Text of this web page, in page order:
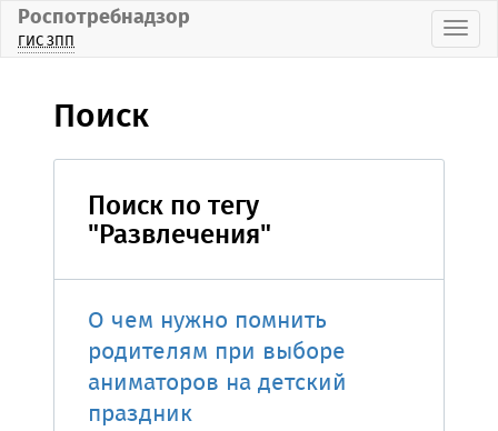
Роспотребнадзор
ГИС ЗПП
Поиск
Поиск по тегу
"Развлечения"
О чем нужно помнить
родителям при выборе
аниматоров на детский
праздник